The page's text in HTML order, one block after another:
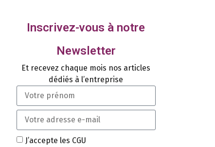
Inscrivez-vous à notre
Newsletter
Et recevez chaque mois nos articles
dédiés à l’entreprise
J’accepte les CGU